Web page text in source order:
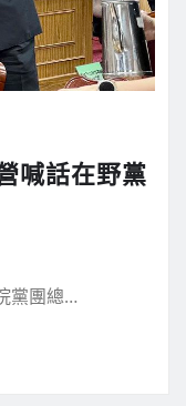
喊話在野黨
黨團總…